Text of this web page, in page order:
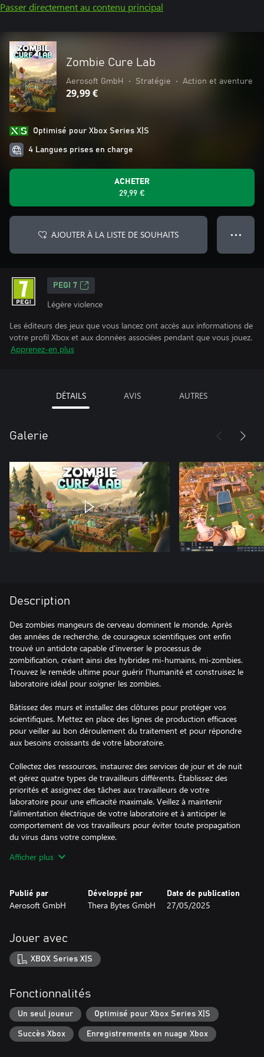
Passer directement au contenu principal
Zombie Cure Lab
Aerosoft GmbH • Stratégie • Action et aventure
29,99 €
Optimisé pour Xbox Series X|S
4 Langues prises en charge
ACHETER
29,99 €
AJOUTER À LA LISTE DE SOUHAITS ● ● ●
PEGI 7
Légère violence
Les éditeurs des jeux que vous lancez ont accès aux informations de
votre profil Xbox et aux données associées pendant que vous jouez.
Apprenez-en plus
DÉTAILS AVIS AUTRES
Galerie
Description
Des zombies mangeurs de cerveau dominent le monde. Après
des années de recherche, de courageux scientifiques ont enfin
trouvé un antidote capable d'inverser le processus de
zombification, créant ainsi des hybrides mi-humains, mi-zombies.
Trouvez le remède ultime pour guérir l'humanité et construisez le
laboratoire idéal pour soigner les zombies.
Bâtissez des murs et installez des clôtures pour protéger vos
scientifiques. Mettez en place des lignes de production efficaces
pour veiller au bon déroulement du traitement et pour répondre
aux besoins croissants de votre laboratoire.
Collectez des ressources, instaurez des services de jour et de nuit
et gérez quatre types de travailleurs différents. Établissez des
priorités et assignez des tâches aux travailleurs de votre
laboratoire pour une efficacité maximale. Veillez à maintenir
l'alimentation électrique de votre laboratoire et à anticiper le
comportement de vos travailleurs pour éviter toute propagation
du virus dans votre complexe.
Découvrez et déverrouillez une tonne de nouvelles technologies.
de haute technologie. De nouvelles machines et progrès
techniques vous aideront à progresser au sein des quatre grades
Votre objectif final est de guérir les zombies. Mais avant toute
chose, vous allez devoir en capturer à l'aide d'armes cryogéniques
sophistiquées. Escortez vos zombies bien conservés dans des
des hybrides mi-humains, mi-zombies, les « hominizombus »,
hominizombus est de mauvaise humeur, il peut devenir instable,
voire totalement saccager votre laboratoire. Veillez constamment
à leur bonheur, guérissez-en davantage pour grossir vos effectifs
Afficher plus
Publié par
Aerosoft GmbH
Développé par
Thera Bytes GmbH
Date de publication
27/05/2025
Jouer avec
XBOX Series X|S
Fonctionnalités
Un seul joueur Optimisé pour Xbox Series X|S
Succès Xbox Enregistrements en nuage Xbox